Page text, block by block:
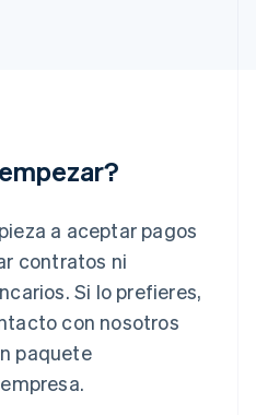
a aceptar pagos
contratos ni
Si lo prefieres,
con nosotros
paquete